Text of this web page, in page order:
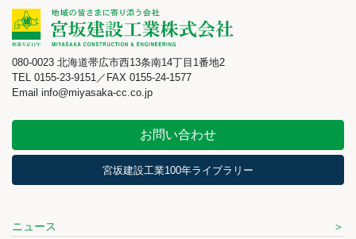
080-0023 北海道帯広市西13条南14丁目1番地2
TEL 0155-23-9151／FAX 0155-24-1577
Email info@miyasaka-cc.co.jp
お問い合わせ
宮坂建設工業100年ライブラリー
ニュース